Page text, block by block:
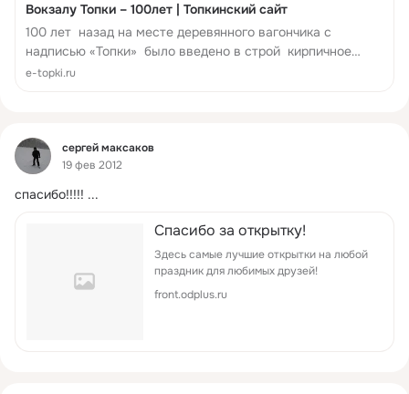
Вокзалу Топки – 100лет | Топкинский сайт
100 лет назад на месте деревянного вагончика с
надписью «Топки» было введено в строй кирпичное
здание, которое и сегодня украшает наш город. Это
e-topki.ru
Фид
сергей максаков
19 фев 2012
спасибо!!!!! ...
Спасибо за открытку!
Здесь самые лучшие открытки на любой
праздник для любимых друзей!
front.odplus.ru